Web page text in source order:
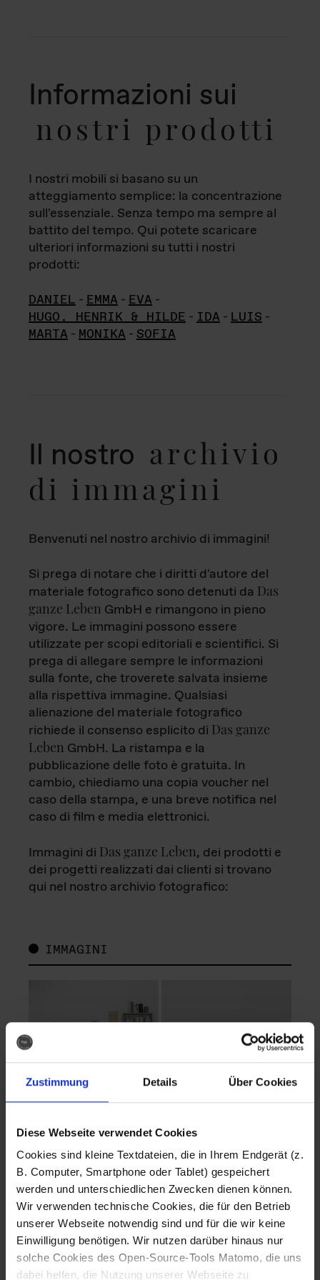
Zustimmung Details Über Cookies
Diese Webseite verwendet Cookies
Cookies sind kleine Textdateien, die in Ihrem Endgerät (z.
B. Computer, Smartphone oder Tablet) gespeichert
werden und unterschiedlichen Zwecken dienen können.
Wir verwenden technische Cookies, die für den Betrieb
unserer Webseite notwendig sind und für die wir keine
Einwilligung benötigen. Wir nutzen darüber hinaus nur
solche Cookies des Open-Source-Tools Matomo, die uns
dabei helfen, die Nutzung unserer Webseite zu
Informazioni sui
nostri prodotti
I nostri mobili si basano su un
atteggiamento semplice: la concentrazione
sull'essenziale. Senza tempo ma sempre al
battito del tempo. Qui potete scaricare
ulteriori informazioni su tutti i nostri
prodotti:
DANIEL - EMMA - EVA -
HUGO, HENRIK & HILDE - IDA - LUIS -
MARTA - MONIKA - SOFIA
Il nostro archivio
di immagini
Benvenuti nel nostro archivio di immagini!
Si prega di notare che i diritti d'autore del
materiale fotografico sono detenuti da Das
ganze Leben GmbH e rimangono in pieno
vigore. Le immagini possono essere
utilizzate per scopi editoriali e scientifici. Si
prega di allegare sempre le informazioni
sulla fonte, che troverete salvata insieme
alla rispettiva immagine. Qualsiasi
alienazione del materiale fotografico
richiede il consenso esplicito di Das ganze
Leben GmbH. La ristampa e la
pubblicazione delle foto è gratuita. In
cambio, chiediamo una copia voucher nel
caso della stampa, e una breve notifica nel
caso di film e media elettronici.
Immagini di Das ganze Leben, dei prodotti e
dei progetti realizzati dai clienti si trovano
qui nel nostro archivio fotografico:
IMMAGINI
Fotografo: Lorenz
Sternbach
Download
Fotografo: Lorenz
Sternbach
Download